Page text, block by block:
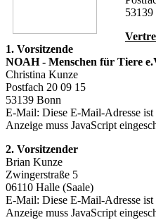
1. Vorsitzende
NOAH - Menschen für Tiere
Christina Kunze
Postfach 20 09 15
53139 Bonn
E-Mail: Diese E-Mail-Adresse
Anzeige muss JavaScript
2. Vorsitzender
Brian Kunze
Zwingerstraße 5
06110 Halle (Saale)
E-Mail: Diese E-Mail-Adresse
Anzeige muss JavaScript